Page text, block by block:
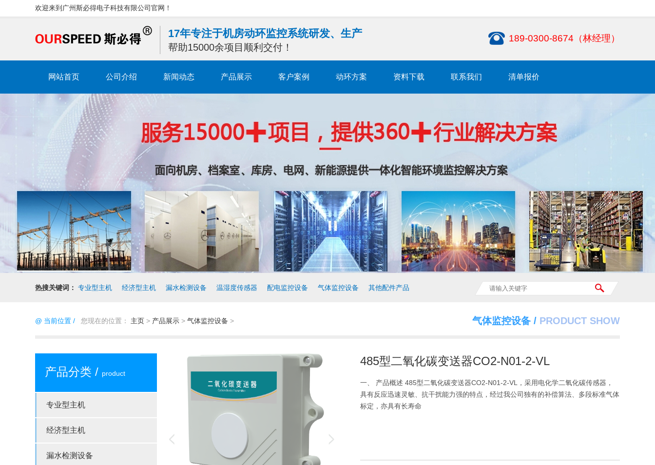
欢迎来到广州斯必得电子科技有限公司官网！
17年专注于机房动环监控系统研发、生产
帮助15000余项目顺利交付！
189-0300-8674（林经理）
网站首页 公司介绍 新闻动态 产品展示 客户案例 动环方案 资料下载 联系我们 清单报价
热搜关键词： 专业型主机 经济型主机 漏水检测设备 温湿度传感器 配电监控设备 气体监控设备 其他配件产品
@ 当前位置 / 您现在的位置： 主页 > 产品展示 > 气体监控设备 > 气体监控设备 / PRODUCT SHOW
产品分类 / product
专业型主机
经济型主机
漏水检测设备
485型二氧化碳变送器CO2-N01-2-VL
一、 产品概述 485型二氧化碳变送器CO2-N01-2-VL，采用电化学二氧化碳传感器，
具有反应迅速灵敏、抗干扰能力强的特点，经过我公司独有的补偿算法、多段标准气体
标定，亦具有长寿命